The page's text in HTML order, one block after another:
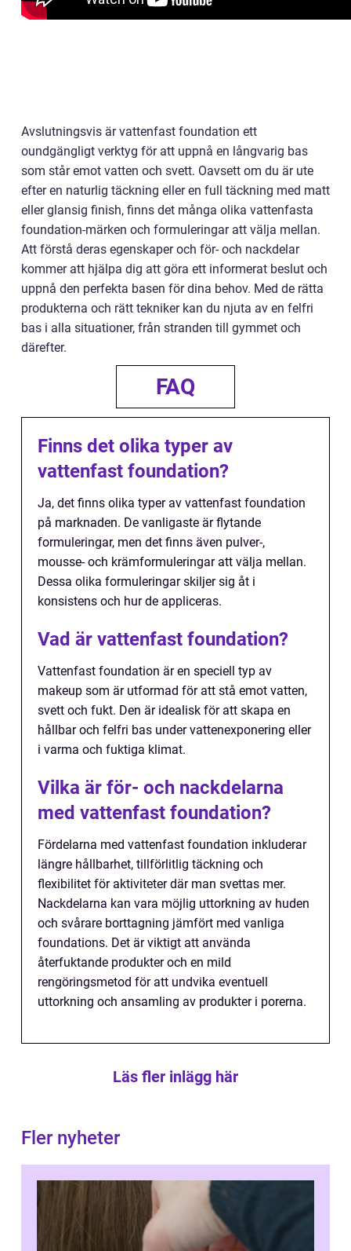
Avslutningsvis är vattenfast foundation ett
oundgängligt verktyg för att uppnå en långvarig bas
som står emot vatten och svett. Oavsett om du är ute
efter en naturlig täckning eller en full täckning med matt
eller glansig finish, finns det många olika vattenfasta
foundation-märken och formuleringar att välja mellan.
Att förstå deras egenskaper och för- och nackdelar
kommer att hjälpa dig att göra ett informerat beslut och
uppnå den perfekta basen för dina behov. Med de rätta
produkterna och rätt tekniker kan du njuta av en felfri
bas i alla situationer, från stranden till gymmet och
därefter.
FAQ
Finns det olika typer av
vattenfast foundation?
Ja, det finns olika typer av vattenfast foundation
på marknaden. De vanligaste är flytande
formuleringar, men det finns även pulver-,
mousse- och krämformuleringar att välja mellan.
Dessa olika formuleringar skiljer sig åt i
konsistens och hur de appliceras.
Vad är vattenfast foundation?
Vattenfast foundation är en speciell typ av
makeup som är utformad för att stå emot vatten,
svett och fukt. Den är idealisk för att skapa en
hållbar och felfri bas under vattenexponering eller
i varma och fuktiga klimat.
Vilka är för- och nackdelarna
med vattenfast foundation?
Fördelarna med vattenfast foundation inkluderar
längre hållbarhet, tillförlitlig täckning och
flexibilitet för aktiviteter där man svettas mer.
Nackdelarna kan vara möjlig uttorkning av huden
och svårare borttagning jämfört med vanliga
foundations. Det är viktigt att använda
återfuktande produkter och en mild
rengöringsmetod för att undvika eventuell
uttorkning och ansamling av produkter i porerna.
Läs fler inlägg här
Fler nyheter